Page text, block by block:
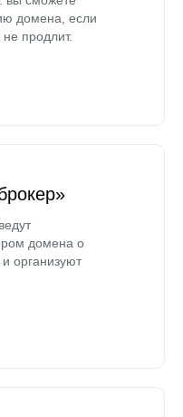
домена, если
продлит.
домена о
организуют